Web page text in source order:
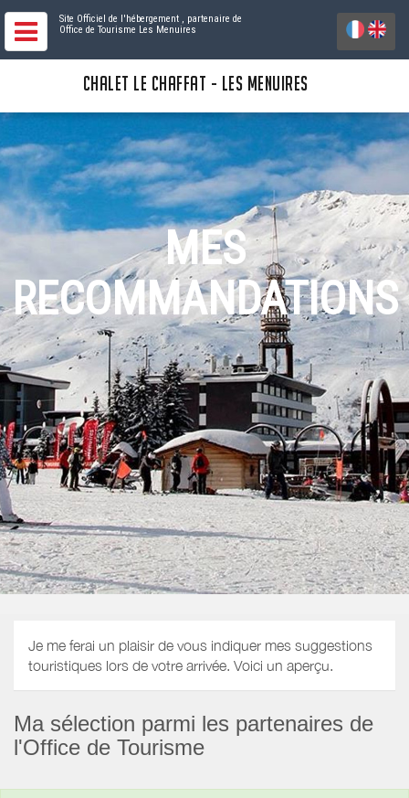
Site Officiel de l'hébergement , partenaire de
Office de Tourisme Les Menuires
CHALET LE CHAFFAT - LES MENUIRES
MES
RECOMMANDATIONS
Je me ferai un plaisir de vous indiquer mes suggestions
touristiques lors de votre arrivée. Voici un aperçu.
Ma sélection parmi les partenaires de
l'Office de Tourisme